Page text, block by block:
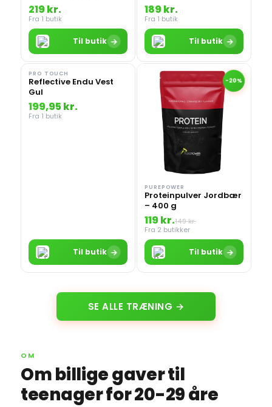
219 kr.
Fra 1 butik
Til butik →
189 kr.
Fra 1 butik
Til butik →
PRO TOUCH
Reflective Endu Vest
Gul
199,95 kr.
Fra 1 butik
Til butik →
-20%
PUREPOWER
Proteinpulver Jordbær
– 400 g
119 kr.149 kr.
Fra 2 butikker
Til butik →
SE ALLE TRÆNING →
OM
Om billige gaver til
teenager for 20-29 åre